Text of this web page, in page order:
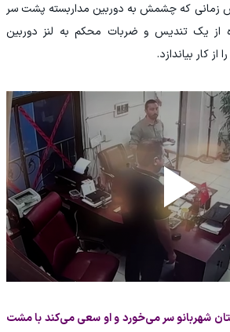
زمانی که چشمش به دوربین مداربسته پشت سر
از یک تندیس و ضربات محکم به لنز دوربین
کار بیاندازد.
شهربانو سر می‌خورد و او سعی می‌کند با مشت